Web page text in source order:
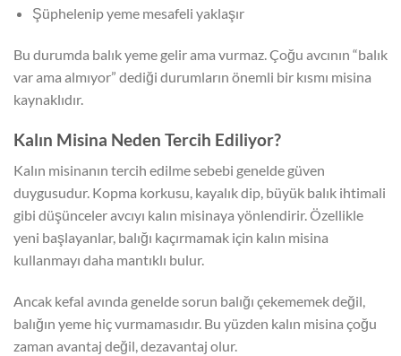
Şüphelenip yeme mesafeli yaklaşır
Bu durumda balık yeme gelir ama vurmaz. Çoğu avcının “balık
var ama almıyor” dediği durumların önemli bir kısmı misina
kaynaklıdır.
Kalın Misina Neden Tercih Ediliyor?
Kalın misinanın tercih edilme sebebi genelde güven
duygusudur. Kopma korkusu, kayalık dip, büyük balık ihtimali
gibi düşünceler avcıyı kalın misinaya yönlendirir. Özellikle
yeni başlayanlar, balığı kaçırmamak için kalın misina
kullanmayı daha mantıklı bulur.
Ancak kefal avında genelde sorun balığı çekememek değil,
balığın yeme hiç vurmamasıdır. Bu yüzden kalın misina çoğu
zaman avantaj değil, dezavantaj olur.